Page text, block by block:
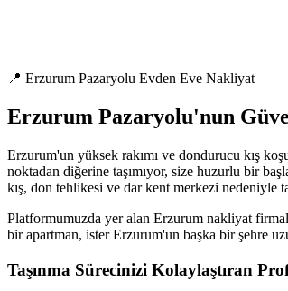
📍 Erzurum Pazaryolu Evden Eve Nakliyat
Erzurum Pazaryolu'nun
Erzurum'un yüksek rakımı ve dondurucu kış
noktadan diğerine taşımıyor, size huzurlu bir
kış, don tehlikesi ve dar kent merkezi nedeniyle
Platformumuzda yer alan Erzurum nakliyat
bir apartman, ister Erzurum'un başka bir şehre
Taşınma Sürecinizi Kolaylaştıran